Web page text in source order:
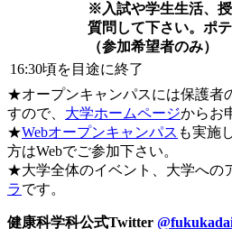
※入試や学生生活、
質問して下さい。 ポ
（参加希望者のみ）
16:30頃を目途に終了
★オープンキャンパスには保護者
すので、 大学ホームページからお
★Webオープンキャンパス も実施
方はWebでご参加下さい。
★大学全体のイベント、大学への
ラです。
健康科学科公式Twitter